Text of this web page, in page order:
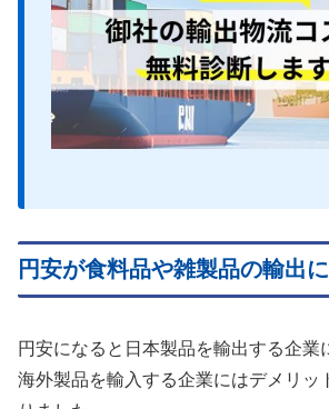
円安が食料品や雑製品の輸出
円安になると日本製品を輸出する企業
海外製品を輸入する企業にはデメリッ